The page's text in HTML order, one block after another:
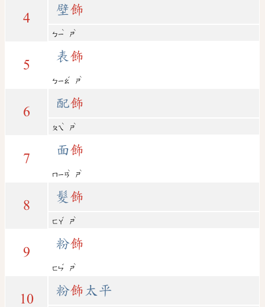
4
壁飾
ㄅㄧ
ˋ
ㄕ
ˋ
5
表 飾
ㄅㄧㄠ
ˇ
ㄕ
ˋ
6
配飾
ㄆㄟ
ˋ
ㄕ
ˋ
7
面飾
ㄇㄧㄢ
ˋ
ㄕ
ˋ
8
髮 飾
ㄈㄚ
ˇ
ㄕ
ˋ
9
粉飾
ㄈㄣ
ˇ
ㄕ
ˋ
10
粉飾 太平